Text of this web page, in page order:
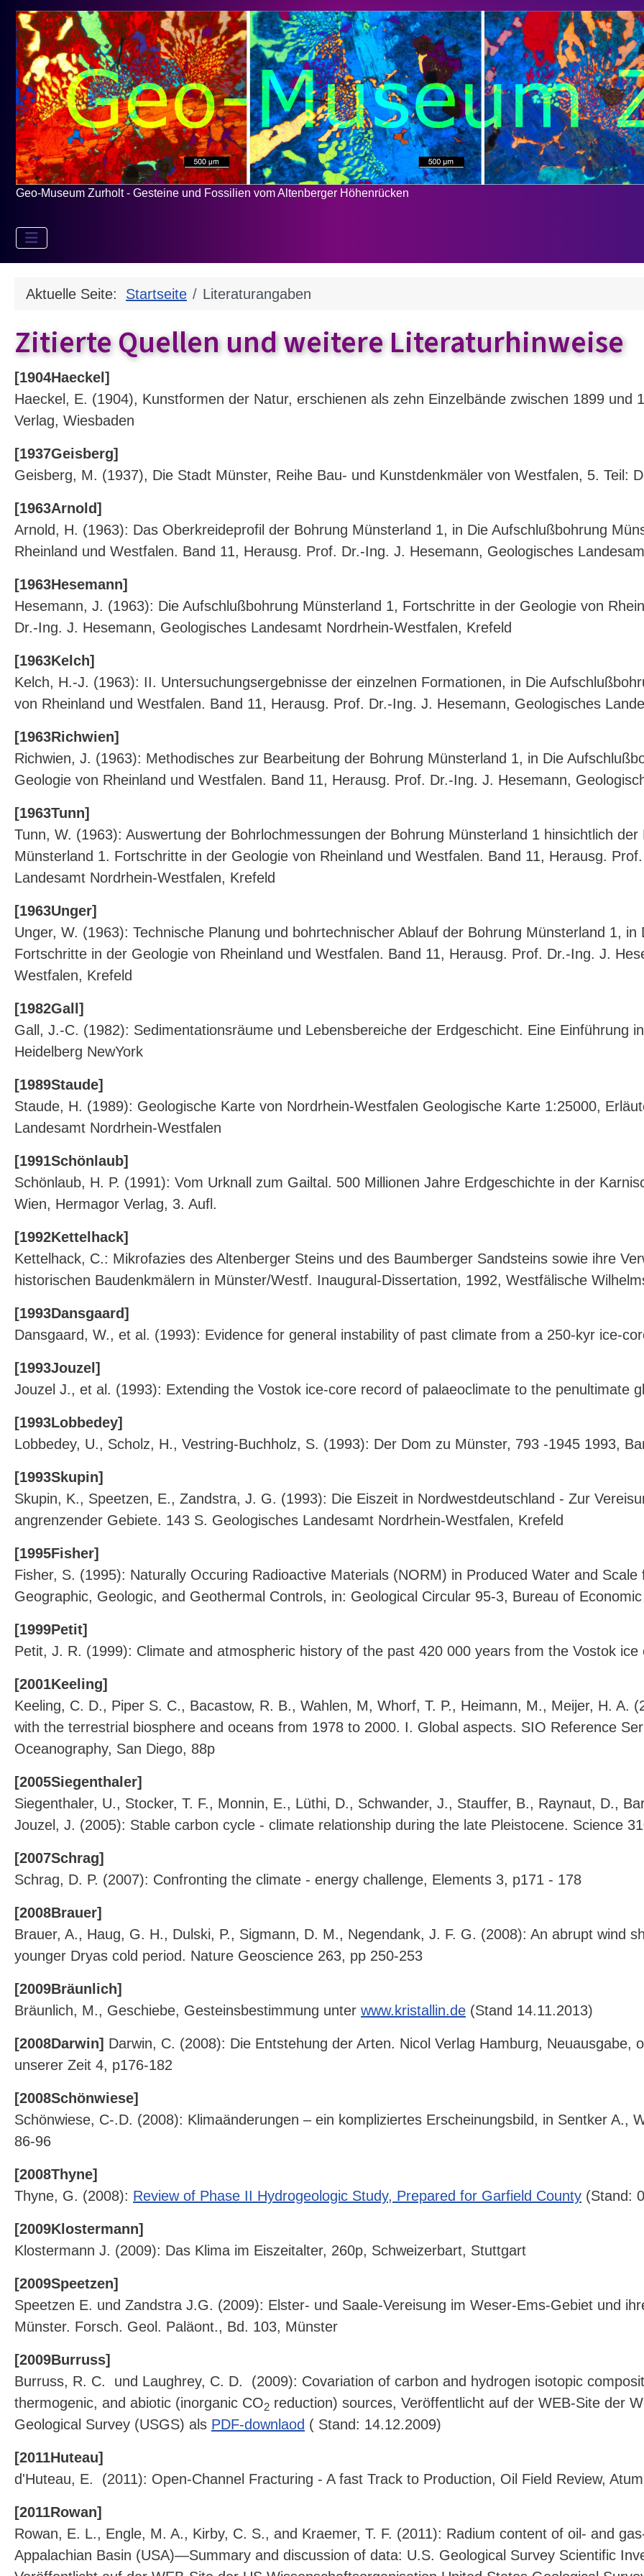
Geo-Museum Zurholt - Gesteine und Fossilien vom Altenberger Höhenrücken
Aktuelle Seite: Startseite Literaturangaben
Zitierte Quellen und weitere Literaturhinweise
[1904Haeckel]
Haeckel, E. (1904), Kunstformen der Natur, erschienen als zehn Einzelbände zwischen 1899 und
Verlag, Wiesbaden
[1937Geisberg]
Geisberg, M. (1937), Die Stadt Münster, Reihe Bau- und Kunstdenkmäler von Westfalen, 5. Teil:
[1963Arnold]
Arnold, H. (1963): Das Oberkreideprofil der Bohrung Münsterland 1, in Die Aufschlußbohrung
Rheinland und Westfalen. Band 11, Herausg. Prof. Dr.-Ing. J. Hesemann, Geologisches
[1963Hesemann]
Hesemann, J. (1963): Die Aufschlußbohrung Münsterland 1, Fortschritte in der Geologie von
Dr.-Ing. J. Hesemann, Geologisches Landesamt Nordrhein-Westfalen, Krefeld
[1963Kelch]
Kelch, H.-J. (1963): II. Untersuchungsergebnisse der einzelnen Formationen, in Die
von Rheinland und Westfalen. Band 11, Herausg. Prof. Dr.-Ing. J. Hesemann, Geologisches
[1963Richwien]
Richwien, J. (1963): Methodisches zur Bearbeitung der Bohrung Münsterland 1, in Die
Geologie von Rheinland und Westfalen. Band 11, Herausg. Prof. Dr.-Ing. J. Hesemann,
[1963Tunn]
Tunn, W. (1963): Auswertung der Bohrlochmessungen der Bohrung Münsterland 1 hinsichtlich
Münsterland 1. Fortschritte in der Geologie von Rheinland und Westfalen. Band 11, Herausg.
Landesamt Nordrhein-Westfalen, Krefeld
[1963Unger]
Unger, W. (1963): Technische Planung und bohrtechnischer Ablauf der Bohrung Münsterland 1,
Fortschritte in der Geologie von Rheinland und Westfalen. Band 11, Herausg. Prof. Dr.-Ing. J.
Westfalen, Krefeld
[1982Gall]
Gall, J.-C. (1982): Sedimentationsräume und Lebensbereiche der Erdgeschicht. Eine Einführung
Heidelberg NewYork
[1989Staude]
Staude, H. (1989): Geologische Karte von Nordrhein-Westfalen Geologische Karte 1:25000,
Landesamt Nordrhein-Westfalen
[1991Schönlaub]
Schönlaub, H. P. (1991): Vom Urknall zum Gailtal. 500 Millionen Jahre Erdgeschichte in der
Wien, Hermagor Verlag, 3. Aufl.
[1992Kettelhack]
Kettelhack, C.: Mikrofazies des Altenberger Steins und des Baumberger Sandsteins sowie ihre
historischen Baudenkmälern in Münster/Westf. Inaugural-Dissertation, 1992, Westfälische
[1993Dansgaard]
Dansgaard, W., et al. (1993): Evidence for general instability of past climate from a 250-kyr ice-
[1993Jouzel]
Jouzel J., et al. (1993): Extending the Vostok ice-core record of palaeoclimate to the penultimate
[1993Lobbedey]
Lobbedey, U., Scholz, H., Vestring-Buchholz, S. (1993): Der Dom zu Münster, 793 -1945 1993,
[1993Skupin]
Skupin, K., Speetzen, E., Zandstra, J. G. (1993): Die Eiszeit in Nordwestdeutschland - Zur
angrenzender Gebiete. 143 S. Geologisches Landesamt Nordrhein-Westfalen, Krefeld
[1995Fisher]
Fisher, S. (1995): Naturally Occuring Radioactive Materials (NORM) in Produced Water and
Geographic, Geologic, and Geothermal Controls, in: Geological Circular 95-3, Bureau of
[1999Petit]
Petit, J. R. (1999): Climate and atmospheric history of the past 420 000 years from the Vostok
[2001Keeling]
Keeling, C. D., Piper S. C., Bacastow, R. B., Wahlen, M, Whorf, T. P., Heimann, M., Meijer, H. A.
with the terrestrial biosphere and oceans from 1978 to 2000. I. Global aspects. SIO Reference
Oceanography, San Diego, 88p
[2005Siegenthaler]
Siegenthaler, U., Stocker, T. F., Monnin, E., Lüthi, D., Schwander, J., Stauffer, B., Raynaut, D.,
Jouzel, J. (2005): Stable carbon cycle - climate relationship during the late Pleistocene. Science
[2007Schrag]
Schrag, D. P. (2007): Confronting the climate - energy challenge, Elements 3, p171 - 178
[2008Brauer]
Brauer, A., Haug, G. H., Dulski, P., Sigmann, D. M., Negendank, J. F. G. (2008): An abrupt wind
younger Dryas cold period. Nature Geoscience 263, pp 250-253
[2009Bräunlich]
Bräunlich, M., Geschiebe, Gesteinsbestimmung unter www.kristallin.de (Stand 14.11.2013)
[2008Darwin] Darwin, C. (2008): Die Entstehung der Arten. Nicol Verlag Hamburg, Neuausgabe,
unserer Zeit 4, p176-182
[2008Schönwiese]
Schönwiese, C-.D. (2008): Klimaänderungen – ein kompliziertes Erscheinungsbild, in Sentker A.,
86-96
[2008Thyne]
Thyne, G. (2008): Review of Phase II Hydrogeologic Study, Prepared for Garfield County (Stand:
[2009Klostermann]
Klostermann J. (2009): Das Klima im Eiszeitalter, 260p, Schweizerbart, Stuttgart
[2009Speetzen]
Speetzen E. und Zandstra J.G. (2009): Elster- und Saale-Vereisung im Weser-Ems-Gebiet und
Münster. Forsch. Geol. Paläont., Bd. 103, Münster
[2009Burruss]
Burruss, R. C. und Laughrey, C. D. (2009): Covariation of carbon and hydrogen isotopic
thermogenic, and abiotic (inorganic CO2 reduction) sources, Veröffentlicht auf der WEB-Site der
Geological Survey (USGS) als PDF-downlaod ( Stand: 14.12.2009)
[2011Huteau]
d'Huteau, E. (2011): Open-Channel Fracturing - A fast Track to Production, Oil Field Review,
[2011Rowan]
Rowan, E. L., Engle, M. A., Kirby, C. S., and Kraemer, T. F. (2011): Radium content of oil- and
Appalachian Basin (USA)—Summary and discussion of data: U.S. Geological Survey Scientific